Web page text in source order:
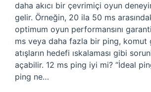
daha akıcı bir çevrimiçi oyun
gelir. Örneğin, 20 ila 50 ms
optimum oyun performansını
ms veya daha fazla bir ping, komut
atışların hedefi ıskalaması gibi
açabilir. 12 ms ping iyi mi? “İdeal
ping ne…